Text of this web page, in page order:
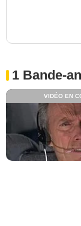
1 Bande-
VIDÉO EN